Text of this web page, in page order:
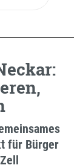
für Bürger